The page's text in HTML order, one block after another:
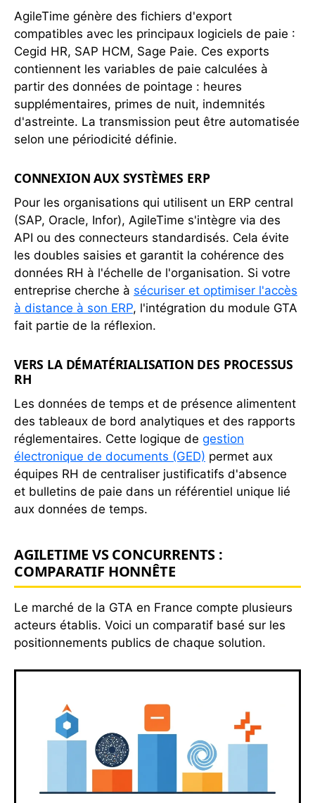
AgileTime génère des fichiers d'export
compatibles avec les principaux logiciels de paie :
Cegid HR, SAP HCM, Sage Paie. Ces exports
contiennent les variables de paie calculées à
partir des données de pointage : heures
supplémentaires, primes de nuit, indemnités
d'astreinte. La transmission peut être automatisée
selon une périodicité définie.
CONNEXION AUX SYSTÈMES ERP
Pour les organisations qui utilisent un ERP central
(SAP, Oracle, Infor), AgileTime s'intègre via des
API ou des connecteurs standardisés. Cela évite
les doubles saisies et garantit la cohérence des
données RH à l'échelle de l'organisation. Si votre
entreprise cherche à sécuriser et optimiser l'accès
à distance à son ERP, l'intégration du module GTA
fait partie de la réflexion.
VERS LA DÉMATÉRIALISATION DES PROCESSUS
RH
Les données de temps et de présence alimentent
des tableaux de bord analytiques et des rapports
réglementaires. Cette logique de gestion
électronique de documents (GED) permet aux
équipes RH de centraliser justificatifs d'absence
et bulletins de paie dans un référentiel unique lié
aux données de temps.
AGILETIME VS CONCURRENTS :
COMPARATIF HONNÊTE
Le marché de la GTA en France compte plusieurs
acteurs établis. Voici un comparatif basé sur les
positionnements publics de chaque solution.